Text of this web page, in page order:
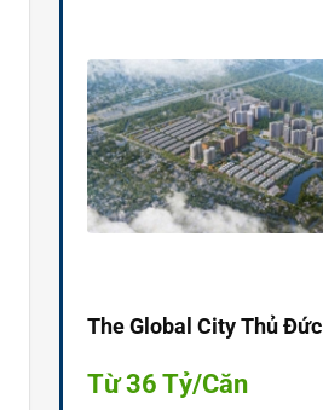
The Global City Thủ Đức
Từ 36 Tỷ/Căn